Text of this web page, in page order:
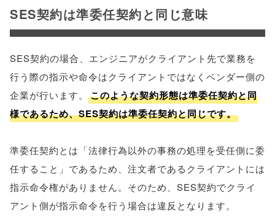
SES契約は準委任契約と同じ意味
SES契約の場合、エンジニアがクライアント先で業務を
行う際の指示や命令はクライアントではなくベンダー側の
企業が行います。
このような契約形態は準委任契約と同
様であるため、SES契約は準委任契約と同じです。
準委任契約とは「法律行為以外の事務の処理を受任側に委
任すること」であるため、注文者であるクライアントには
指示命令権がありません。そのため、SES契約でクライ
アント側が指示命令を行う場合は違反となります。